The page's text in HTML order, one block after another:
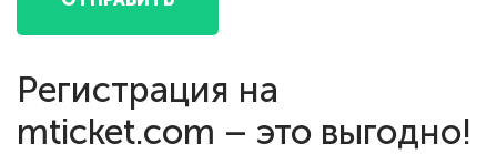
Регистрация на
mticket.com – это выгодно!